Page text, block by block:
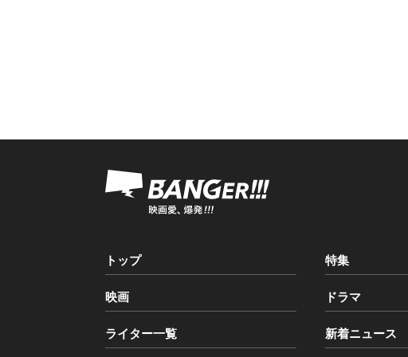
トップ 特集
映画 ドラマ
ライター一覧 新着ニュース